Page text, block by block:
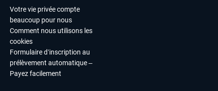
Votre vie privée compte
beaucoup pour nous
Comment nous utilisons les
cookies
Formulaire d’inscription au
prélèvement automatique –
Payez facilement